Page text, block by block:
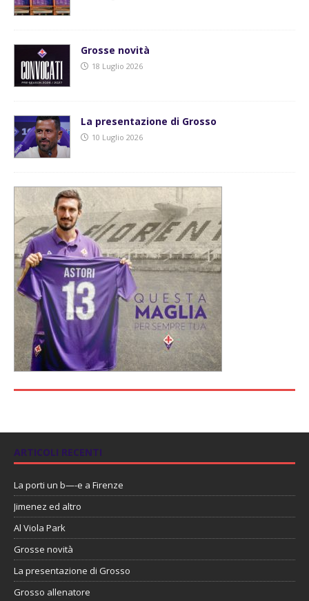
Grosse novità
18 Luglio 2026
La presentazione di Grosso
10 Luglio 2026
ARTICOLI RECENTI
La porti un b—-e a Firenze
Jimenez ed altro
Al Viola Park
Grosse novità
La presentazione di Grosso
Grosso allenatore